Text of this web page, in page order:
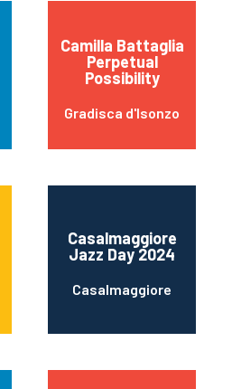
Camilla Battaglia
Perpetual
Possibility
Gradisca d'Isonzo
Casalmaggiore
Jazz Day 2024
Casalmaggiore